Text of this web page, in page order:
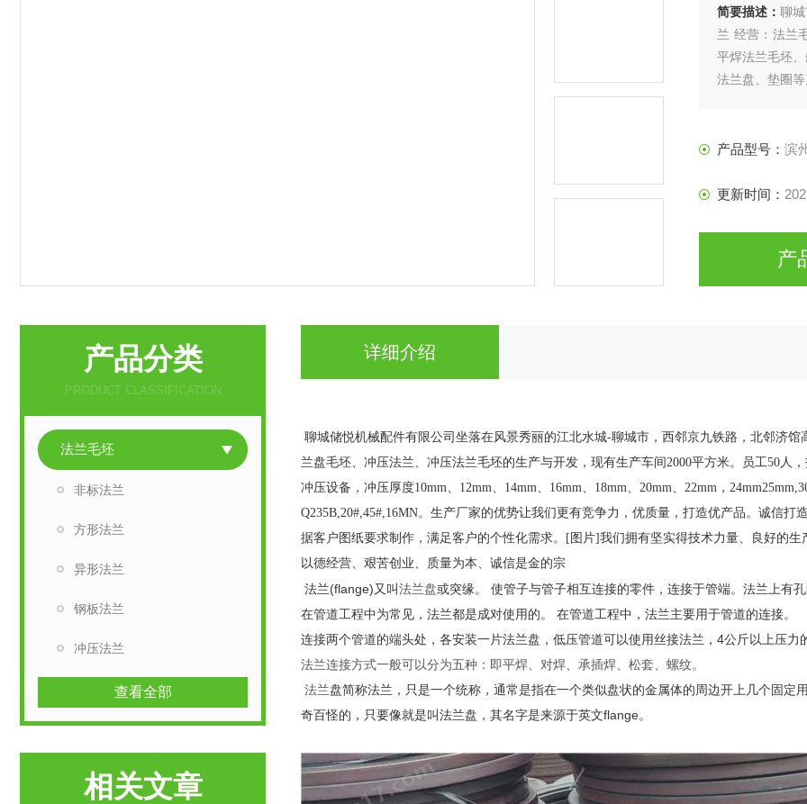
简要描述：聊
兰 经营：法兰
平焊法兰毛坯
法兰盘、垫圈
产品型号： 滨
更新时间：
产
详细介绍
聊城储悦机械配件有限公司坐落在风景秀丽的江北水城-聊城市，西邻京九铁路，北邻济
兰盘毛坯、冲压法兰、冲压法兰毛坯的生产与开发，现有生产车间2000平方米。员工50人
冲压设备，冲压厚度10mm、 12mm、 14mm、 16mm、 18mm、 20mm、 22mm ，
Q235B,20#,45#,16MN。生产厂家的优势让我们更有竞争力，优质量，打造优产品。诚信
据客户图纸要求制作，满足客户的个性化需求。
[ 图片]我们拥有坚实得技术力量、良好的
以德经营、艰苦创业、质量为本、诚信是金的宗
法兰(flange)又叫法兰盘或突缘。 使管子与管子相互连接的零件，连接于管端。法兰上有
在管道工程中为常见，法兰都是成对使用的。 在管道工程中，法兰主要用于管道的连接。
连接两个管道的端头处，各安装一片法兰盘，低压管道可以使用丝接法兰，4公斤以上压
法兰连接方式一般可以分为五种：即平焊、对焊、承插焊、松套、螺纹。
法兰盘简称法兰，只是一个统称，通常是指在一个类似盘状的金属体的周边开上几个固
奇百怪的，只要像就是叫法兰盘，其名字是来源于英文flange。
产品分类
PRODUCT CLASSIFICATION
法兰毛坯
非标法兰
方形法兰
异形法兰
钢板法兰
冲压法兰
查看全部
相关文章